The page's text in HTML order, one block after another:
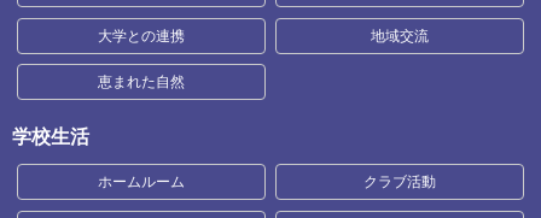
大学との連携 地域交流
恵まれた自然
学校生活
ホームルーム クラブ活動